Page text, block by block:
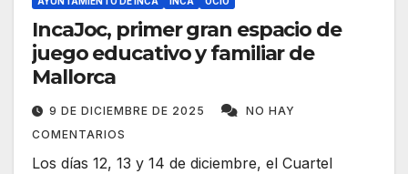
IncaJoc, primer gran espacio de
juego educativo y familiar de
Mallorca
9 DE DICIEMBRE DE 2025
NO HAY
COMENTARIOS
Los días 12, 13 y 14 de diciembre, el Cuartel